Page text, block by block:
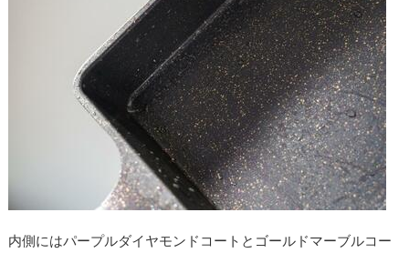
内側にはパープルダイヤモンドコートとゴールドマーブルコー